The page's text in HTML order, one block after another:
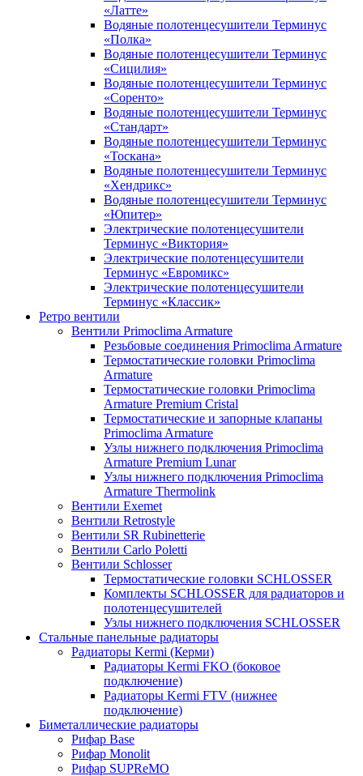
«Латте»
Водяные полотенцесушители Терминус
«Полка»
Водяные полотенцесушители Терминус
«Сицилия»
Водяные полотенцесушители Терминус
«Соренто»
Водяные полотенцесушители Терминус
«Стандарт»
Водяные полотенцесушители Терминус
«Тоскана»
Водяные полотенцесушители Терминус
«Хендрикс»
Водяные полотенцесушители Терминус
«Юпитер»
Электрические полотенцесушители
Терминус «Виктория»
Электрические полотенцесушители
Терминус «Евромикс»
Электрические полотенцесушители
Терминус «Классик»
Ретро вентили
Вентили Primoclima Armature
Резьбовые соединения Primoclima Armature
Термостатические головки Primoclima
Armature
Термостатические головки Primoclima
Armature Premium Cristal
Термостатические и запорные клапаны
Primoclima Armature
Узлы нижнего подключения Primoclima
Armature Premium Lunar
Узлы нижнего подключения Primoclima
Armature Thermolink
Вентили Exemet
Вентили Retrostyle
Вентили SR Rubinetterie
Вентили Carlo Poletti
Вентили Schlosser
Термостатические головки SCHLOSSER
Комплекты SCHLOSSER для радиаторов и
полотенцесушителей
Узлы нижнего подключения SCHLOSSER
Стальные панельные радиаторы
Радиаторы Kermi (Керми)
Радиаторы Kermi FKO (боковое
подключение)
Радиаторы Kermi FTV (нижнее
подключение)
Биметаллические радиаторы
Рифар Base
Рифар Monolit
Рифар SUPReMO